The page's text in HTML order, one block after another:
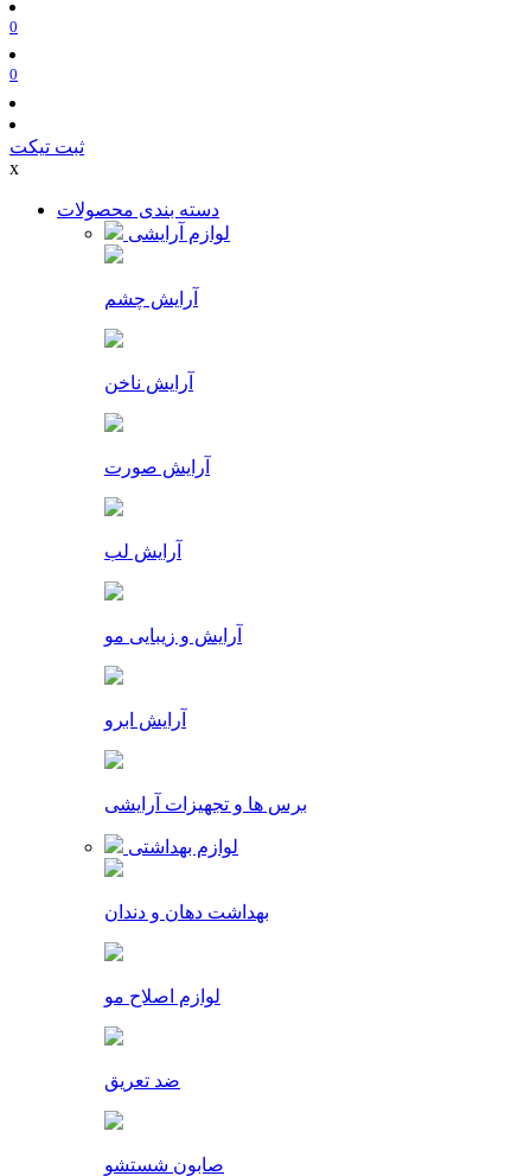
0
0
ثبت تیکت
x
دسته بندی محصولات
لوازم آرایشی
آرایش چشم
آرایش ناخن
آرایش صورت
آرایش لب
آرایش و زیبایی مو
آرایش ابرو
برس ها و تجهیزات آرایشی
لوازم بهداشتی
بهداشت دهان و دندان
لوازم اصلاح مو
ضد تعریق
صابون شستشو